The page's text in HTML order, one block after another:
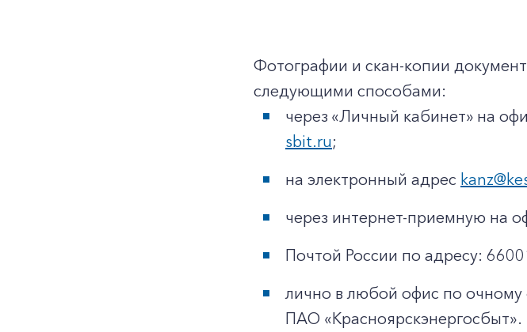
Фотографии и скан-копии
следующими способами:
через «Личный кабинет» на
sbit.ru;
на электронный адрес
через интернет-приемную на
Почтой России по адресу:
лично в любой офис по
ПАО «Красноярскэнергосбыт».